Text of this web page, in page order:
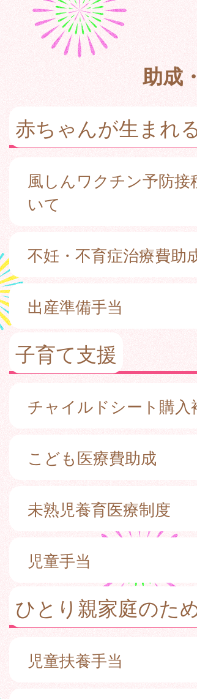
助成
赤ちゃんが生まれ
風しんワクチン予防
いて
不妊・不育症治療費助
出産準備手当
子育て支援
チャイルドシート購入
こども医療費助成
未熟児養育医療制度
児童手当
ひとり親家庭のた
児童扶養手当